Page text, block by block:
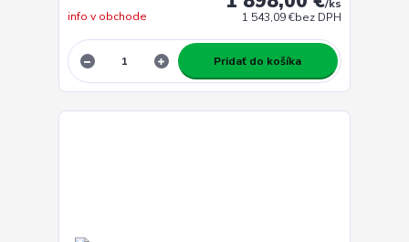
/ks
1 543,09 €bez DPH
info v obchode
Pridať do košíka